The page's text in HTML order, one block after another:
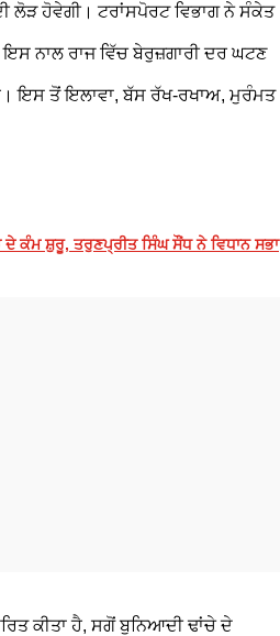
ਲੋੜ ਹੋਵੇਗੀ। ਟਰਾਂਸਪੋਰਟ ਵਿਭਾਗ ਨੇ ਸੰਕੇਤ
ਨਾਲ ਰਾਜ ਵਿੱਚ ਬੇਰੁਜ਼ਗਾਰੀ ਦਰ ਘਟਣ
ਇਸ ਤੋਂ ਇਲਾਵਾ, ਬੱਸ ਰੱਖ-ਰਖਾਅ, ਮੁਰੰਮਤ
ਕੰਮ ਸ਼ੁਰੂ, ਤਰੁਣਪ੍ਰੀਤ ਸਿੰਘ ਸੌਂਧ ਨੇ ਵਿਧਾਨ ਸਭਾ
ਕੀਤਾ ਹੈ, ਸਗੋਂ ਬੁਨਿਆਦੀ ਢਾਂਚੇ ਦੇ